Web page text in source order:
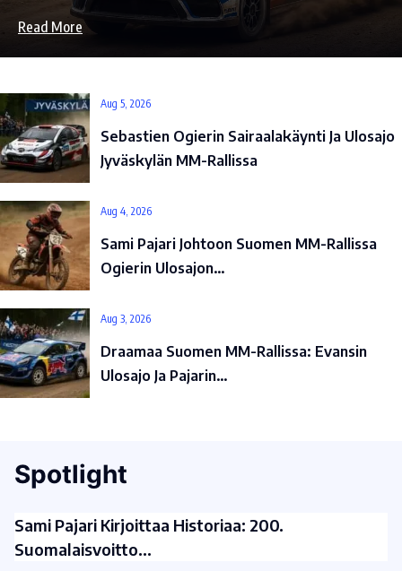
Read More
Aug 5, 2026
Sebastien Ogierin Sairaalakäynti Ja Ulosajo
Jyväskylän MM-Rallissa
Aug 4, 2026
Sami Pajari Johtoon Suomen MM-Rallissa
Ogierin Ulosajon…
Aug 3, 2026
Draamaa Suomen MM-Rallissa: Evansin
Ulosajo Ja Pajarin…
Spotlight
Sami Pajari Kirjoittaa Historiaa: 200.
Suomalaisvoitto…